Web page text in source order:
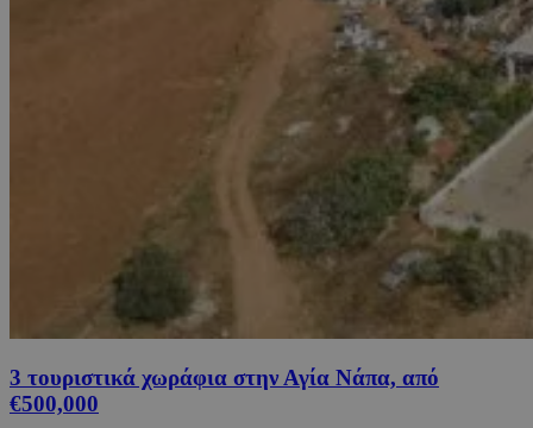
3 τουριστικά χωράφια στην Αγία Νάπα, από
€500,000